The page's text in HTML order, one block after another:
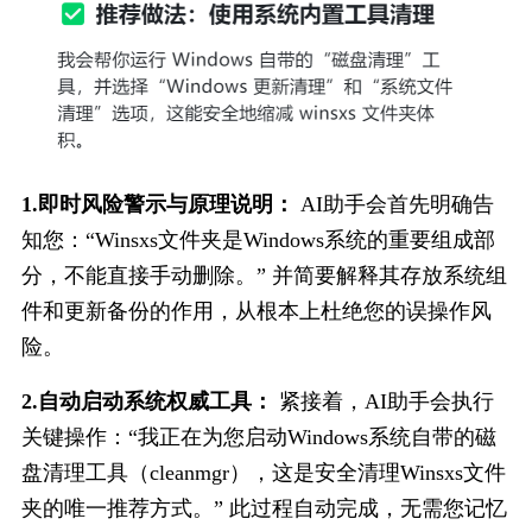
1.即时风险警示与原理说明：
AI助手会首先明确告
知您：“Winsxs文件夹是Windows系统的重要组成部
分，不能直接手动删除。” 并简要解释其存放系统组
件和更新备份的作用，从根本上杜绝您的误操作风
险。
2.自动启动系统权威工具：
紧接着，AI助手会执行
关键操作：“我正在为您启动Windows系统自带的磁
盘清理工具（cleanmgr），这是安全清理Winsxs文件
夹的唯一推荐方式。” 此过程自动完成，无需您记忆